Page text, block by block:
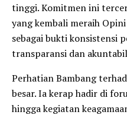
tinggi. Komitmen ini
yang kembali meraih
sebagai bukti konsistensi
transparansi dan
Perhatian Bambang
besar. Ia kerap hadir di
hingga kegiatan